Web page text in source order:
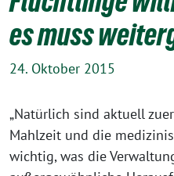
es muss
24. Oktober 2015
„Natürlich sind aktuell
Mahlzeit und die
wichtig, was die